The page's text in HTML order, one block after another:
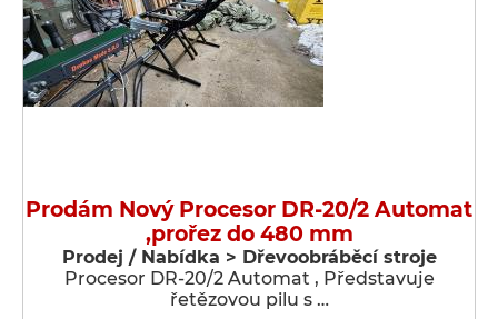
Prodám Nový Procesor DR-20/2 Automat
,prořez do 480 mm
Prodej / Nabídka > Dřevoobráběcí stroje
Procesor DR-20/2 Automat , Představuje
řetězovou pilu s …